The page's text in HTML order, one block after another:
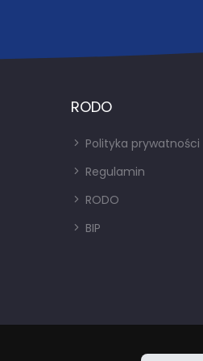
RODO
Polityka prywatności
Regulamin
RODO
BIP